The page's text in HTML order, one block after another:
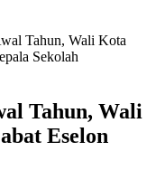
Tahun, Wali Kota
Sekolah
Tahun, Wali
Eselon